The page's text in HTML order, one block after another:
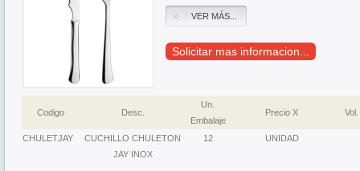
VER MÁS...
Solicitar mas informacion...
Codigo Desc.
Un.
Embalaje
Precio X Vol.
CHULETJAY
CUCHILLO CHULETON
JAY INOX
12 UNIDAD